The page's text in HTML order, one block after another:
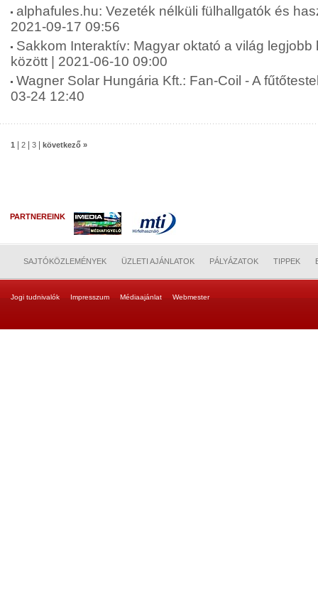
alphafules.hu: Vezeték nélküli fülhallgatók és
2021-09-17 09:56
Sakkom Interaktív: Magyar oktató a világ
között | 2021-06-10 09:00
Wagner Solar Hungária Kft.: Fan-Coil - A
03-24 12:40
1 2 3 következő »
PARTNEREINK
SAJTÓKÖZLEMÉNYEK ÜZLETI AJÁNLATOK PÁLYÁZATOK TIPPEK
Jogi tudnivalók Impresszum Médiaajánlat Webmester